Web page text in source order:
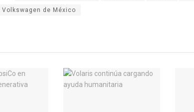
Volkswagen de México